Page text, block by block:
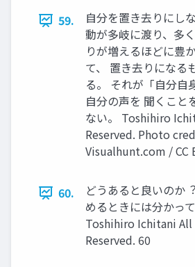
59.
⾃分を置き去りにし
動が多岐に渡り、多
りが増えるほどに豊
て、 置き去りになる
る。 それが「⾃分⾃
⾃分の声を 聞くこと
ない。 Toshihiro
Reserved. Photo
Visualhunt.com / CC
60.
どうあると良いのか
めるときには分かっ
Toshihiro Ichitani All
Reserved. 60